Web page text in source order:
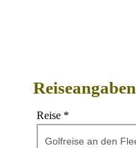
Reiseangaben
Reise *